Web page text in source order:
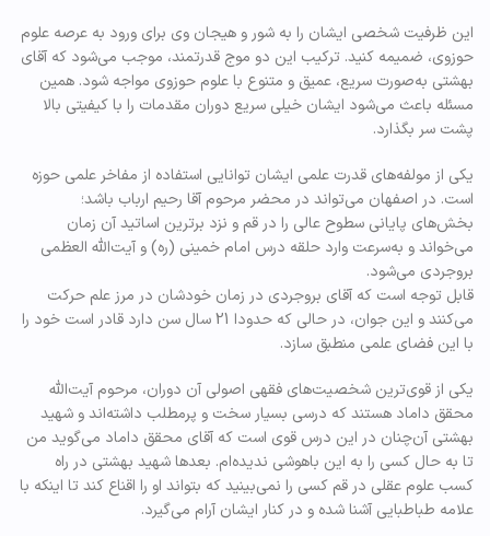
این ظرفیت شخصی ایشان را به شور و هیجان وی برای ورود به عرصه علوم
حوزوی، ضمیمه کنید. ترکیب این دو موج قدرتمند، موجب می‌شود که آقای
بهشتی به‌صورت سریع، عمیق و متنوع با علوم حوزوی مواجه شود. همین
مسئله باعث می‌شود ایشان خیلی سریع دوران مقدمات را با کیفیتی بالا
پشت سر بگذارد.
یکی از مولفه‌های قدرت علمی ایشان توانایی استفاده از مفاخر علمی حوزه
است. در اصفهان می‌تواند در محضر مرحوم آقا رحیم ارباب باشد؛
بخش‌های پایانی سطوح عالی را در قم و نزد برترین اساتید آن زمان
می‌خواند و به‌سرعت وارد حلقه درس امام خمینی (ره) و آیت‌الله‌ العظمی
بروجردی می‌شود.
قابل توجه است که آقای بروجردی در زمان خودشان در مرز علم حرکت
می‌کنند و این جوان، در حالی که حدودا 21 سال سن دارد قادر است خود را
با این فضای علمی منطبق سازد.
یکی از قوی‌ترین شخصیت‌های فقهی اصولی آن دوران، مرحوم آیت‌الله
محقق داماد هستند که درسی بسیار سخت و پرمطلب داشته‌اند و شهید
بهشتی آن‌چنان در این درس قوی است که آقای محقق داماد می‌گوید من
تا به حال کسی را به این باهوشی ندیده‌ام. بعدها شهید بهشتی در راه
کسب علوم عقلی در قم کسی را نمی‌بینید که بتواند او را اقناع کند تا اینکه با
علامه طباطبایی آشنا شده و در کنار ایشان آرام می‌گیرد.